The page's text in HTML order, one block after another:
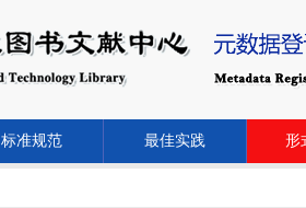
标准规范 最佳实践 形